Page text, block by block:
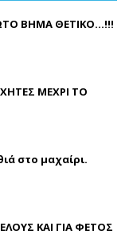
ΒΗΜΑ ΘΕΤΙΚΟ...!!!
ΜΕΧΡΙ ΤΟ
στο μαχαίρι.
ΚΑΙ ΓΙΑ ΦΕΤΟΣ